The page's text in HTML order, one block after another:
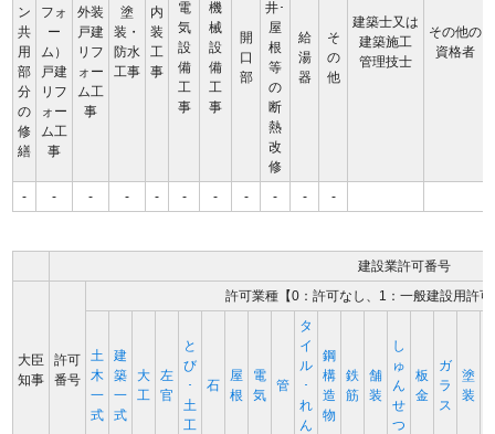
ン
共
用
部
分
の
修
繕
フォ
ー
ム）
戸建
リフ
ォー
ム工
事
外装
戸建
リフ
ォー
ム工
事
塗
装・
防水
工事
内
装
工
事
建築士又は
建築施工
管理技士
その他の
資格者
電
気
設
備
工
事
機
械
設
備
工
事
開
口
部
井･
屋
根
等
の
断
熱
改
修
給
湯
器
そ
の
他
- - - - - - - - - - -
建設業許可番号
大臣
知事
許可
番号
許可業種【0：許可なし、1：一般建設用許
土
木
一
式
建
築
一
式
大
工
左
官
と
び
･
土
工
石
屋
根
電
気
管
タ
イ
ル
･
れ
ん
鋼
構
造
物
鉄
筋
舗
装
し
ゅ
ん
せ
つ
板
金
ガ
ラ
ス
塗
装